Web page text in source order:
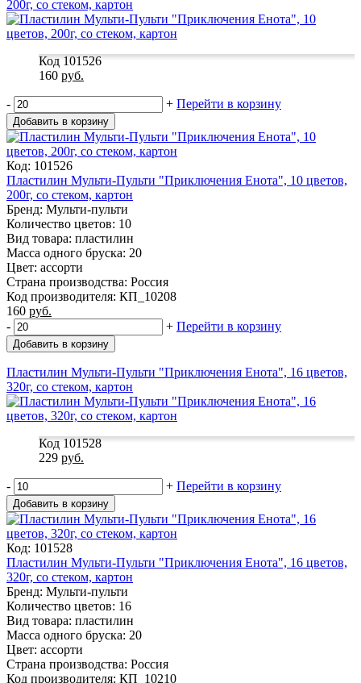
200г, со стеком, картон
Код 101526
160 руб.
- + Перейти в корзину
Добавить в корзину
Код: 101526
Пластилин Мульти-Пульти "Приключения Енота", 10 цветов,
200г, со стеком, картон
Бренд: Мульти-пульти
Количество цветов: 10
Вид товара: пластилин
Масса одного бруска: 20
Цвет: ассорти
Страна производства: Россия
Код производителя: КП_10208
160 руб.
-
+ Перейти в корзину
Добавить в корзину
Пластилин Мульти-Пульти "Приключения Енота", 16 цветов,
320г, со стеком, картон
Код 101528
229 руб.
- + Перейти в корзину
Добавить в корзину
Код: 101528
Пластилин Мульти-Пульти "Приключения Енота", 16 цветов,
320г, со стеком, картон
Бренд: Мульти-пульти
Количество цветов: 16
Вид товара: пластилин
Масса одного бруска: 20
Цвет: ассорти
Страна производства: Россия
Код производителя: КП_10210